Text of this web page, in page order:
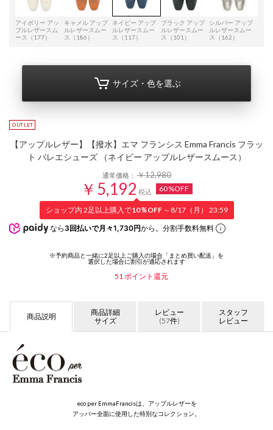
アイボリー アッ
プルレザースム
ース（177）
キャメル アップ
ルレザースムー
ス（186）
ネイビー アップ
ルレザースムー
ス（117）
ブラック アップ
ルレザースムー
ス（101）
シルバー アップ
ルレザースムー
ス（162）
サイズ・色を選ぶ
【アップルレザー】【撥水】エマ フランシス Emma Francis フラッ
ト バレエシューズ （ネイビー アップルレザースムース）
通常価格：￥12,980
￥5,192 税込 60%OFF
ショップ内 2足以上購入で10％OFF～8/17（月） 23:59
なら 3回払いで月々1,730円から。分割手数料無料
51 ポイント還元
商品説明
商品詳細
サイズ
レビュー
(57件)
スタッフ
レビュー
eco per EmmaFrancisは、アップルレザーを
アッパー全面に使用した特別なコレクション。